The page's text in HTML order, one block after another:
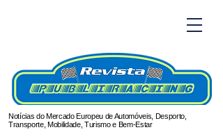
Notícias do Mercado Europeu de Automóveis, Desporto,
Transporte, Mobilidade, Turismo e Bem-Estar